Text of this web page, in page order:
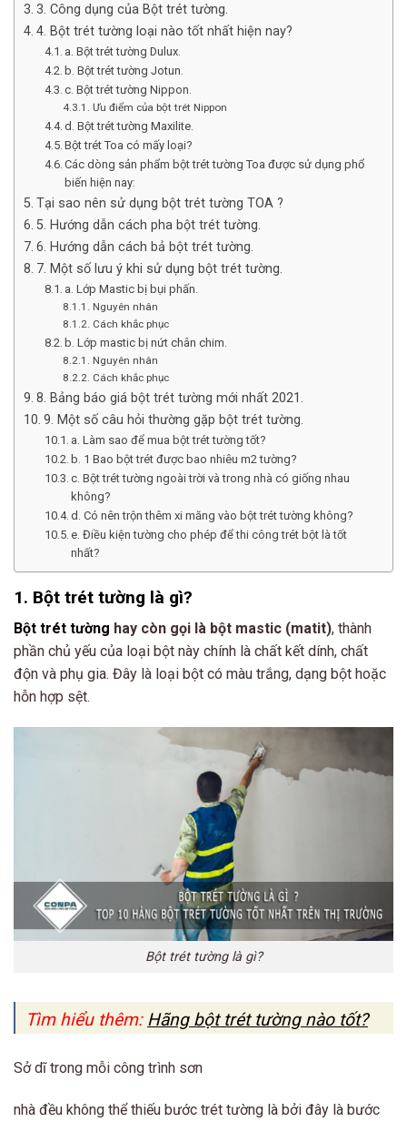
3. Công dụng của Bột trét tường.
4. Bột trét tường loại nào tốt nhất hiện nay?
a. Bột trét tường Dulux.
b. Bột trét tường Jotun.
c. Bột trét tường Nippon.
Ưu điểm của bột trét Nippon
d. Bột trét tường Maxilite.
Bột trét Toa có mấy loại?
Các dòng sản phẩm bột trét tường Toa được sử dụng phổ
biến hiện nay:
Tại sao nên sử dụng bột trét tường TOA ?
5. Hướng dẫn cách pha bột trét tường.
6. Hướng dẫn cách bả bột trét tường.
7. Một số lưu ý khi sử dụng bột trét tường.
a. Lớp Mastic bị bụi phấn.
Nguyên nhân
Cách khắc phục
b. Lớp mastic bị nứt chân chim.
Nguyên nhân
Cách khắc phục
8. Bảng báo giá bột trét tường mới nhất 2021.
9. Một số câu hỏi thường gặp bột trét tường.
a. Làm sao để mua bột trét tường tốt?
b. 1 Bao bột trét được bao nhiêu m2 tường?
c. Bột trét tường ngoài trời và trong nhà có giống nhau
không?
d. Có nên trộn thêm xi măng vào bột trét tường không?
e. Điều kiện tường cho phép để thi công trét bột là tốt
nhất?
1. Bột trét tường là gì?
Bột trét tường hay còn gọi là bột mastic (matit), thành
phần chủ yếu của loại bột này chính là chất kết dính, chất
độn và phụ gia. Đây là loại bột có màu trắng, dạng bột hoặc
hỗn hợp sệt.
Bột trét tường là gì?
Tìm hiểu thêm: Hãng bột trét tường nào tốt?
Sở dĩ trong mỗi công trình sơn
nhà đều không thể thiếu bước trét tường là bởi đây là bước